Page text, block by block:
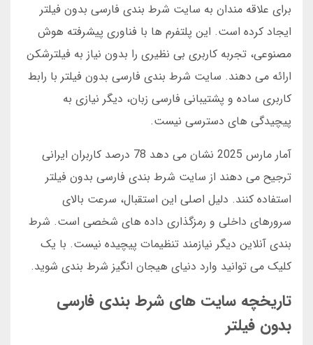
برای علاقه مندان به سایت شرط بندی فارسی بدون فیلتر
ایجاد کرده است. این پلتفرم ها با فناوری پیشرفته هوش
مصنوعی، تجربه کاربری بی نظیری را بدون نیاز به فیلترشکن
ارائه می دهند. سایت شرط بندی فارسی بدون فیلتر با رابط
کاربری ساده و پشتیبانی فارسی زبان، دیگر نیازی به
پیچیدگی های دسترسی نیست.
آمار مارس 2025 نشان می دهد 78 درصد کاربران ایرانی
ترجیح می دهند از سایت شرط بندی فارسی بدون فیلتر
استفاده کنند. دلیل اصلی این استقبال، سرعت بالای
سرورهای داخلی و رمزگذاری داده های شخصی است. شرط
بندی آنلاین دیگر نیازمند تنظیمات پیچیده نیست. با یک
کلیک می توانید وارد دنیای هیجان انگیز شرط بندی شوید.
تاریخچه سایت های شرط بندی فارسی
بدون فیلتر